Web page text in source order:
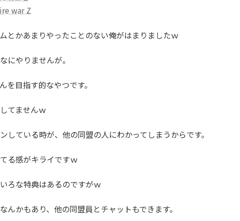
war Z
とかあまりやったことのない俺がはまりましたｗ
にやりませんが。
を目指す的なやつです。
てませんｗ
している時が、他の同盟の人にわかってしまうからです。
る感がキライですｗ
ろな特典はあるのですがｗ
んかもあり、他の同盟員とチャットもできます。